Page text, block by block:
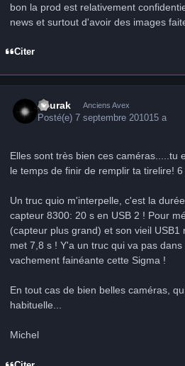
bon la prod est relativement
news et surtout d'avoir des images
Citer
Zaurak Anciens Avex
Posté(e) 7 septembre 201015 a
Elles sont très bien ces caméras.....tu
le temps de finir de remplir ta tirelire!
Un truc quio m'interpelle, c'est la
capteur 8300: 20 s en USB 2 ! Pour
(capteur plus grand) et son vieil USB1
met 7,8 s ! Y'a un truc qui va pas
vachement fainéante cette Sigma !
En tout cas de bien belles caméras,
habituelle...
Michel